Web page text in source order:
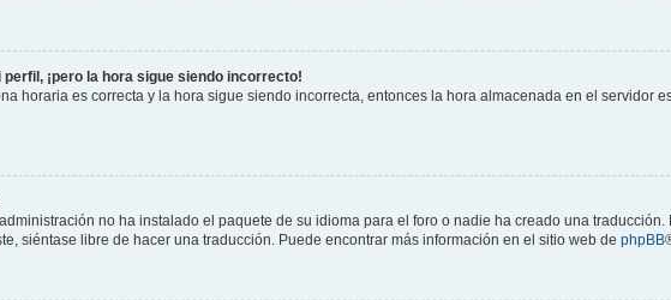
¡pero la hora sigue siendo incorrecto!
horaria es correcta y la hora sigue siendo incorrecta, entonces la hora almacenada en el servidor
no ha instalado el paquete de su idioma para el foro o nadie ha creado una
siéntase libre de hacer una traducción. Puede encontrar más información en el sitio web de phpBB